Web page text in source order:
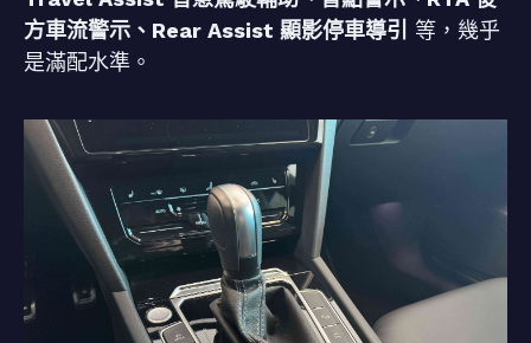
方車流警示、Rear Assist 顯影停車導引
等，幾乎
是滿配水準。